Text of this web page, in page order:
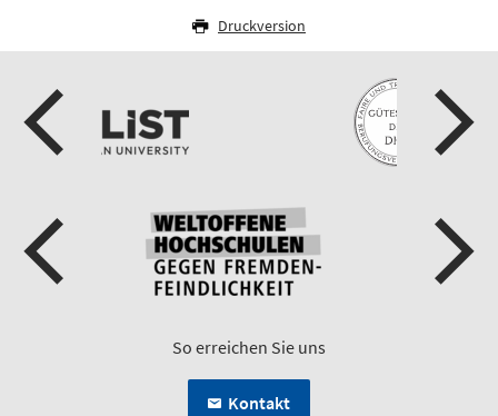
Druckversion
So erreichen Sie uns
Kontakt